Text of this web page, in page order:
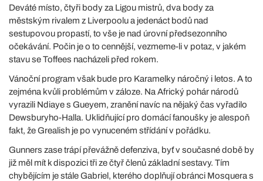
Deváté místo, čtyři body za Ligou mistrů, dva body za
městským rivalem z Liverpoolu a jedenáct bodů nad
sestupovou propastí, to vše je nad úrovní předsezonního
očekávání. Počin je o to cennější, vezmeme-li v potaz, v jakém
stavu se Toffees nacházeli před rokem.
Vánoční program však bude pro Karamelky náročný i letos. A to
zejména kvůli problémům v záloze. Na Africký pohár národů
vyrazili Ndiaye s Gueyem, zranění navíc na nějaký čas vyřadilo
Dewsburyho-Halla. Uklidňující pro domácí fanoušky je alespoň
fakt, že Grealish je po vynuceném střídání v pořádku.
Gunners zase trápí převážně defenziva, byť v současné době by
již měl mít k dispozici tři ze čtyř členů základní sestavy. Tím
chybějícím je stále Gabriel, kterého doplňují obránci Mosquera s